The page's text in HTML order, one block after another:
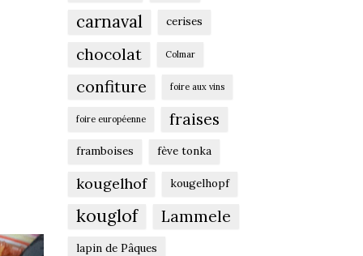
carnaval cerises
chocolat Colmar
confiture foire aux vins
foire européenne fraises
framboises fève tonka
kougelhof kougelhopf
kouglof Lammele
lapin de Pâques